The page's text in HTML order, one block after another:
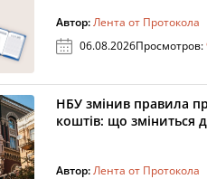
Автор:Лента от Протокола
06.08.2026Просмотров:
НБУ змінив правила
коштів: що зміниться
Автор:Лента от Протокола